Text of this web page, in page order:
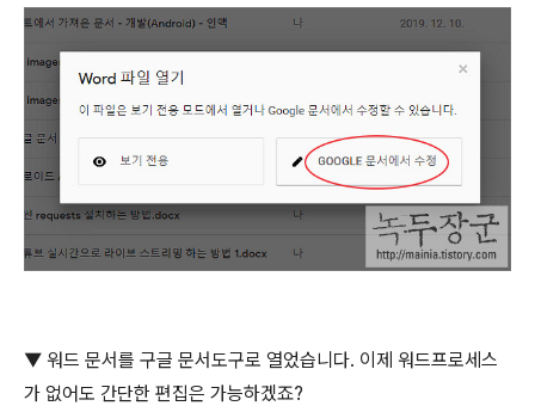
▼ 워드 문서를 구글 문서도구로 열었습니다. 이제 워드프로세스
가 없어도 간단한 편집은 가능하겠죠?